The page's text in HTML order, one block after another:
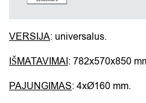
VERSIJA: universalus.
IŠMATAVIMAI: 782x570x850
PAJUNGIMAS: 4xØ160 mm.